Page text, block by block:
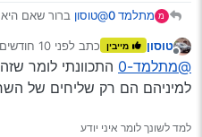
מ מתלמד 0 @טוסון ברור שאם
חוץ מהשוטרים? האמת
המוניות.
לפחות שתבוא
מנותק
טוסון מייבין כתב לפני 10 חודשים
נערך לאחרונה על ידי
@מתלמד-0
התכוונתי לומר
למיניהם הם רק שליחים של
למד לשונך לומר איני יודע